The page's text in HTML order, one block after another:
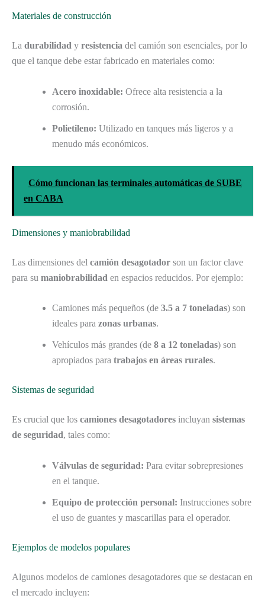
Materiales de construcción
La durabilidad y resistencia del camión son esenciales, por lo
que el tanque debe estar fabricado en materiales como:
Acero inoxidable: Ofrece alta resistencia a la
corrosión.
Polietileno: Utilizado en tanques más ligeros y a
menudo más económicos.
Cómo funcionan las terminales automáticas de SUBE
en CABA
Dimensiones y maniobrabilidad
Las dimensiones del camión desagotador son un factor clave
para su maniobrabilidad en espacios reducidos. Por ejemplo:
Camiones más pequeños (de 3.5 a 7 toneladas) son
ideales para zonas urbanas.
Vehículos más grandes (de 8 a 12 toneladas) son
apropiados para trabajos en áreas rurales.
Sistemas de seguridad
Es crucial que los camiones desagotadores incluyan sistemas
de seguridad, tales como:
Válvulas de seguridad: Para evitar sobrepresiones
en el tanque.
Equipo de protección personal: Instrucciones sobre
el uso de guantes y mascarillas para el operador.
Ejemplos de modelos populares
Algunos modelos de camiones desagotadores que se destacan en
el mercado incluyen: